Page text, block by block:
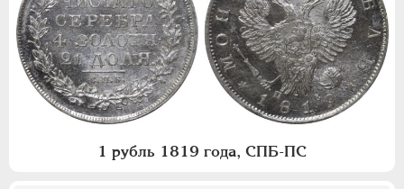
1 рубль 1819 года, СПБ-ПС